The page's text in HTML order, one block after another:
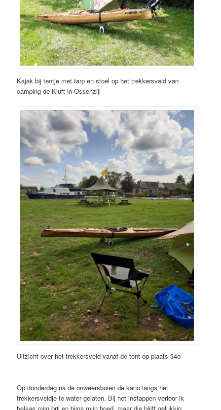
Kajak bij tentje met tarp en stoel op het trekkersveld van
camping de Kluft in Ossenzijl
Uitzicht over het trekkersveld vanaf de tent op plaats 34o
Op donderdag na de onweersbuien de kano langs het
trekkersveldje te water gelaten. Bij het instappen verloor ik
helaas mijn bril en bijna mijn hoed, maar die blijft gelukkig